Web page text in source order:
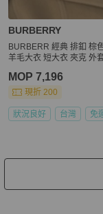
BURBERRY
BURBERR 經典 排釦 棕
羊毛大衣 短大衣 夾克 外
MOP 7,196
現折 200
狀況良好 台灣 免